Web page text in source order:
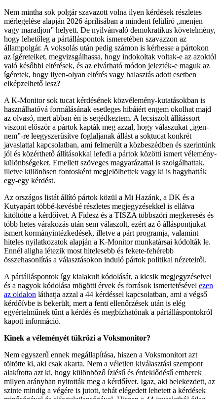
Nem mintha sok polgár szavazott volna ilyen kérdések részletes
mérlegelése alapján 2026 áprilisában a mindent felülíró „menjen
vagy maradjon” helyett. De nyilvánvaló demokratikus követelmény,
hogy lehetőleg a pártálláspontok ismeretében szavazzon az
állampolgár. A voksolás után pedig számon is kérhesse a pártokon
az ígéreteiket, megvizsgálhassa, hogy indokoltak voltak-e az azoktól
való későbbi eltérések, és az elvárható módon jelezték-e maguk az
ígéretek, hogy ilyen-olyan eltérés vagy halasztás adott esetben
elképzelhető lesz?
A K-Monitor sok tucat kérdésének közvélemény-kutatásokban is
használhatóvá formálásának esetleges hibáiért engem okolhat majd
az olvasó, mert abban én is segédkeztem. A lecsiszolt állítássort
viszont először a pártok kapták meg azzal, hogy válaszukat „igen-
nem”-re leegyszerűsítve foglaljanak állást a soktucat konkrét
javaslattal kapcsolatban, ami felmerült a közbeszédben és szerintünk
jól és közérthető állításokkal lefedi a pártok közötti ismert vélemény-
különbségeket. Emellett szöveges magyarázattal is szolgálhattak,
illetve különösen fontosként megjelölhettek vagy ki is hagyhatták
egy-egy kérdést.
Az országos listát állító pártok közül a Mi Hazánk, a DK és a
Kutyapárt többé-kevésbé részletes megjegyzésekkel is ellátva
kitöltötte a kérdőívet. A Fidesz és a TISZA többszöri megkeresés és
több hetes várakozás után sem válaszolt, ezért az ő álláspontjukat
ismert kormányintézkedések, illetve a párt programja, valamint
hiteles nyilatkozatok alapján a K-Monitor munkatársai kódolták le.
Ennél aligha létezik most hitelesebb és fekete-fehérebb
összehasonlítás a választásokon induló pártok politikai nézeteiről.
A pártálláspontok így kialakult kódolását, a kicsik megjegyzéseivel
és a nagyok kódolása mögötti érvek és források ismertetésével ezen
az oldalon láthatja azzal a 44 kérdéssel kapcsolatban, ami a végső
kérdőívbe is bekerült, mert a fenti ellenőrzések után is elég
egyértelműnek tűnt a kérdés és megbízhatónak a pártálláspontokról
kapott információ.
Kinek a véleményét tükrözi a Voksmonitor?
Nem egyszerű ennek megállapítása, hiszen a Voksmonitort azt
töltötte ki, aki csak akarta. Nem a véletlen kiválasztási szempont
alakította azt ki, hogy különböző ízlésű és érdeklődésű emberek
milyen arányban nyitották meg a kérdőívet. Igaz, aki belekezdett, az
szinte mindig a végére is jutott, tehát elégedett lehetett a kérdések